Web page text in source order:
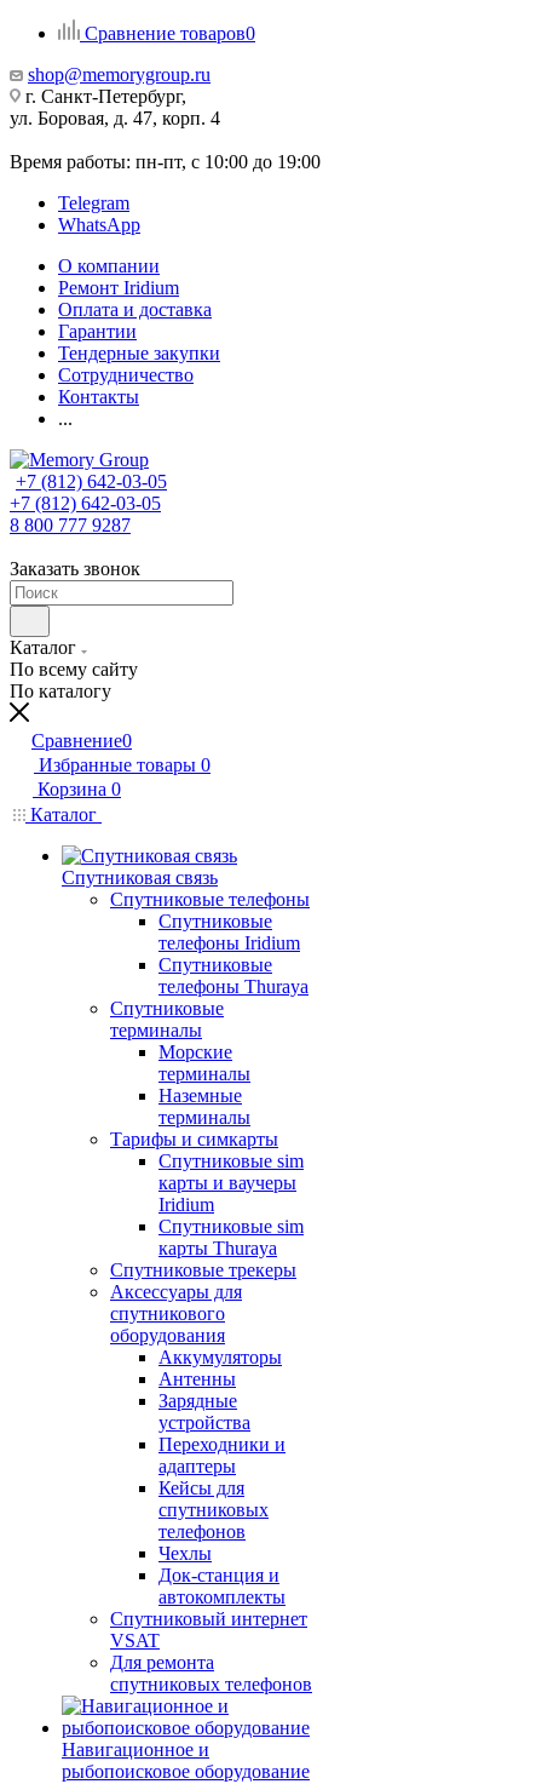
Сравнение товаров0
shop@memorygroup.ru
г. Санкт-Петербург,
ул. Боровая, д. 47, корп. 4
Время работы: пн-пт, с 10:00 до 19:00
Telegram
WhatsApp
О компании
Ремонт Iridium
Оплата и доставка
Гарантии
Тендерные закупки
Сотрудничество
Контакты
...
+7 (812) 642-03-05
+7 (812) 642-03-05
8 800 777 9287
Заказать звонок
Каталог
По всему сайту
По каталогу
Сравнение0
Избранные товары 0
Корзина 0
Каталог
Спутниковая связь
Спутниковые телефоны
Спутниковые
телефоны Iridium
Спутниковые
телефоны Thuraya
Спутниковые
терминалы
Морские
терминалы
Наземные
терминалы
Тарифы и симкарты
Спутниковые sim
карты и ваучеры
Iridium
Спутниковые sim
карты Thuraya
Спутниковые трекеры
Аксессуары для
спутникового
оборудования
Аккумуляторы
Антенны
Зарядные
устройства
Переходники и
адаптеры
Кейсы для
спутниковых
телефонов
Чехлы
Док-станция и
автокомплекты
Спутниковый интернет
VSAT
Для ремонта
спутниковых телефонов
Навигационное и
рыбопоисковое оборудование